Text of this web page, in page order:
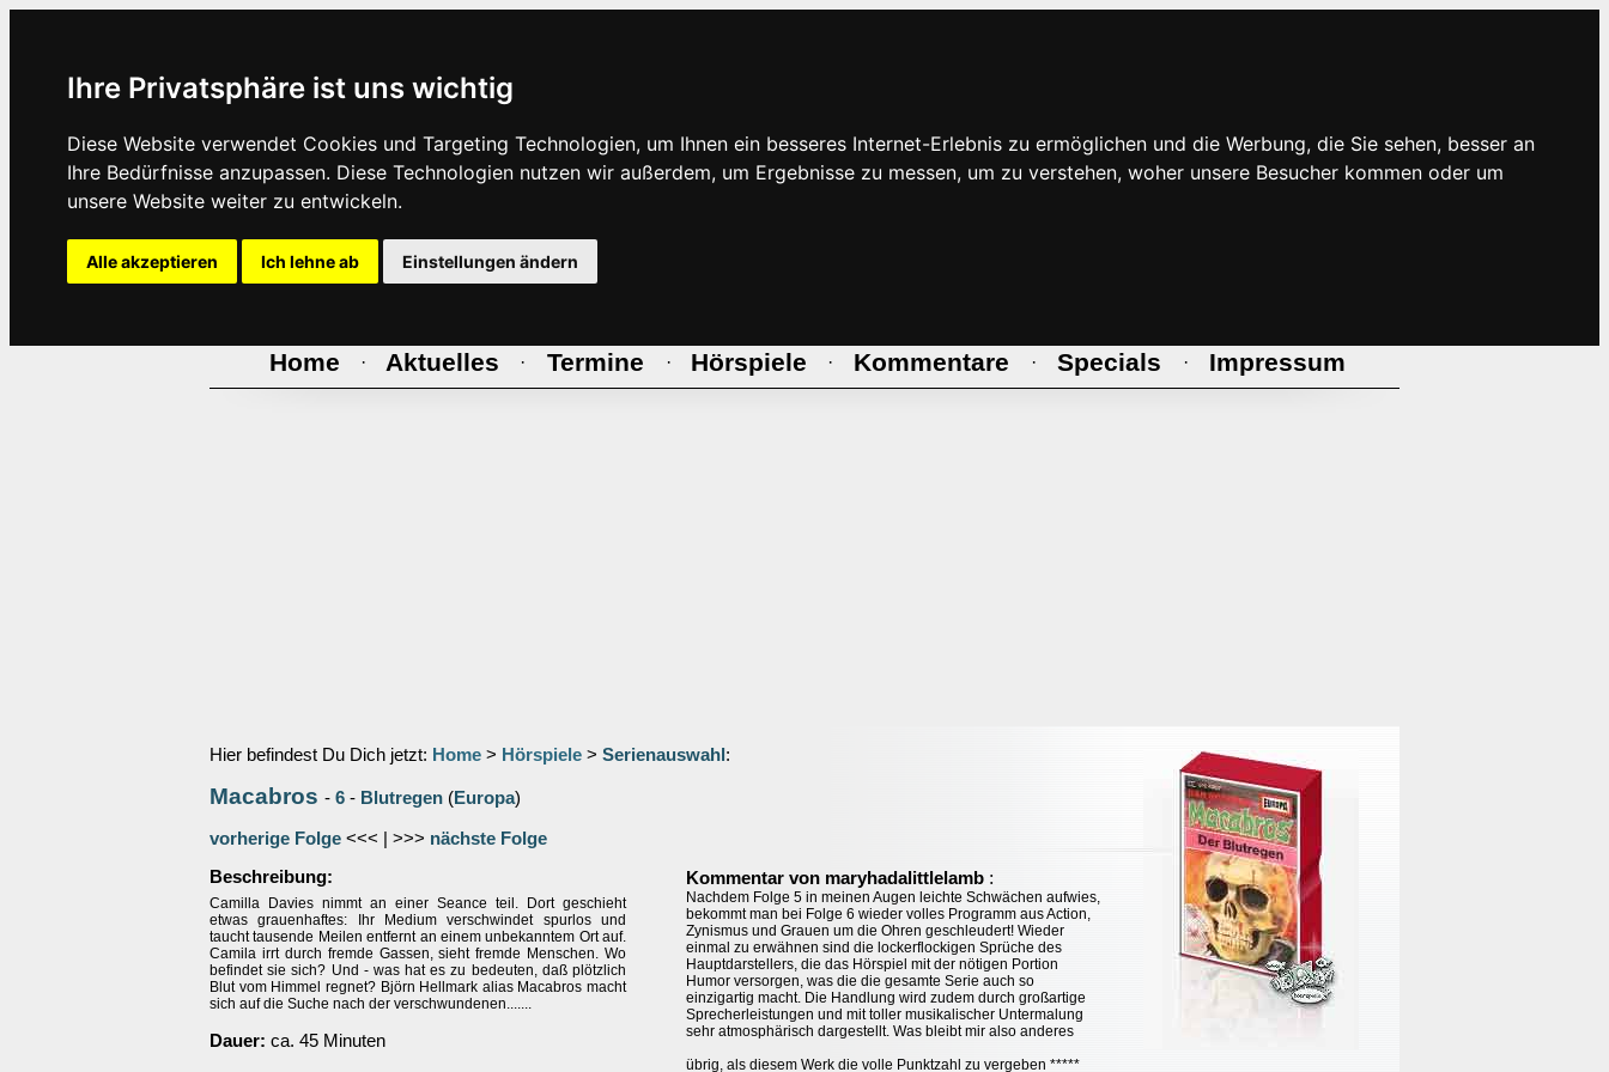
Ihre Privatsphäre ist uns wichtig
Diese Website verwendet Cookies und Targeting Technologien, um Ihnen ein besseres Internet-Erlebnis zu ermöglichen und die Werbung, die Sie sehen, besser an
Ihre Bedürfnisse anzupassen. Diese Technologien nutzen wir außerdem, um Ergebnisse zu messen, um zu verstehen, woher unsere Besucher kommen oder um
unsere Website weiter zu entwickeln.
Alle akzeptieren Ich lehne ab Einstellungen ändern
Home · Aktuelles · Termine · Hörspiele · Kommentare · Specials · Impressum
Hier befindest Du Dich jetzt: Home > Hörspiele > Serienauswahl :
Macabros - 6 - Blutregen (Europa)
vorherige Folge <<< | >>> nächste Folge
Beschreibung:
Camilla Davies nimmt an einer Seance teil. Dort geschieht
etwas grauenhaftes: Ihr Medium verschwindet spurlos und
taucht tausende Meilen entfernt an einem unbekanntem Ort auf.
Camila irrt durch fremde Gassen, sieht fremde Menschen. Wo
befindet sie sich? Und - was hat es zu bedeuten, daß plötzlich
Blut vom Himmel regnet? Björn Hellmark alias Macabros macht
sich auf die Suche nach der verschwundenen.......
Dauer: ca. 45 Minuten
Kommentar von maryhadalittlelamb :
Nachdem Folge 5 in meinen Augen leichte Schwächen aufwies,
bekommt man bei Folge 6 wieder volles Programm aus Action,
Zynismus und Grauen um die Ohren geschleudert! Wieder
einmal zu erwähnen sind die lockerflockigen Sprüche des
Hauptdarstellers, die das Hörspiel mit der nötigen Portion
Humor versorgen, was die die gesamte Serie auch so
einzigartig macht. Die Handlung wird zudem durch großartige
Sprecherleistungen und mit toller musikalischer Untermalung
sehr atmosphärisch dargestellt. Was bleibt mir also anderes
übrig, als diesem Werk die volle Punktzahl zu vergeben *****